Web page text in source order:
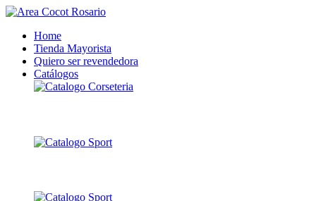
Home
Tienda Mayorista
Quiero ser revendedora
Catálogos